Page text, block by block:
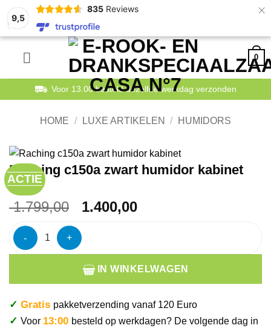
9,5
835 Reviews ×
0
Voor 13.00 besteld dezelfde werkdag verzonden
HOME / LUXE ARTIKELEN / HUMIDORS
ACTIE
Raching c150a zwart humidor kabinet
1.799,00
Oorspronkelijke
was:
€ 1.799,00.
1.400,00Huidige
Raching c150a zwart humidor kabinet aantal
IN WINKELWAGEN
✓ Gratis pakketverzending vanaf 120 Euro
✓ Voor 13:00 besteld op werkdagen? De volgende dag in